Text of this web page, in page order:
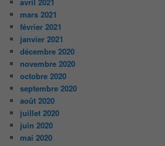
mars 2021
février 2021
janvier 2021
décembre 2020
novembre 2020
octobre 2020
septembre 2020
août 2020
juillet 2020
juin 2020
mai 2020